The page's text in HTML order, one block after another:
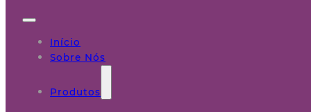
Início
Sobre Nós
Produtos